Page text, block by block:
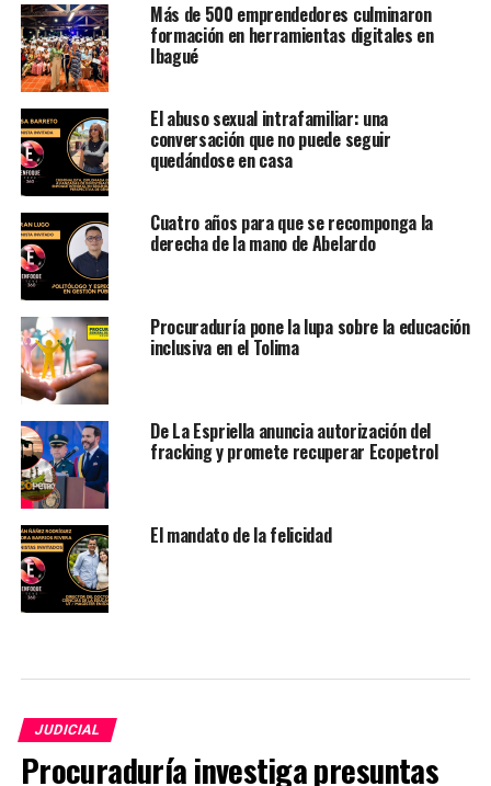
Más de 500 emprendedores culminaron
formación en herramientas digitales en
Ibagué
El abuso sexual intrafamiliar: una
conversación que no puede seguir
quedándose en casa
Cuatro años para que se recomponga la
derecha de la mano de Abelardo
Procuraduría pone la lupa sobre la educación
inclusiva en el Tolima
De La Espriella anuncia autorización del
fracking y promete recuperar Ecopetrol
El mandato de la felicidad
JUDICIAL
Procuraduría investiga presuntas